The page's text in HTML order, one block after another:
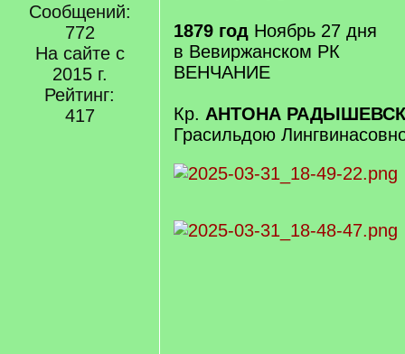
Сообщений:
772
На сайте с
2015 г.
Рейтинг:
417
1879 год Ноябрь 27 дня
в Вевиржанском РК
ВЕНЧАНИЕ
Кр. АНТОНА
Грасильдою